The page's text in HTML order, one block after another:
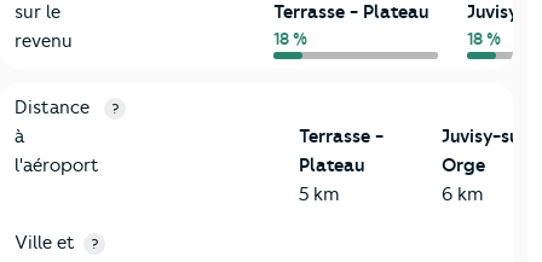
sur le
revenu
Terrasse - Plateau
18 %
Juvisy-
18 %
3-Environnement
Critères Terrasse - Plateau
Distance
à
l'aéroport
?
Terrasse -
Plateau
5 km
Juvisy-sur-
Orge
6 km
Ville et
?